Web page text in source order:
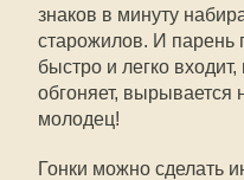
знаков в минуту
старожилов. И парень
быстро и легко
обгоняет,
молодец!
Гонки можно сделать